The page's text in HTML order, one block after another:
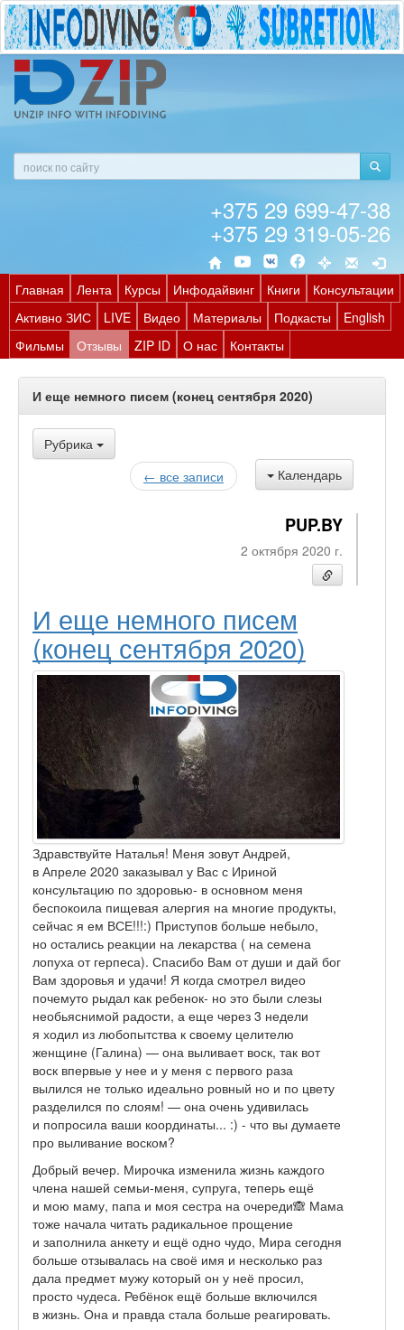
+375 29 699-47-38
+375 29 319-05-26
Главная Лента Курсы Инфодайвинг Книги
Консультации
Активно ЗИС
LIVE Видео Материалы Подкасты
English
Фильмы
Отзывы ZIP ID О нас Контакты
И еще немного писем (конец сентября 2020)
Рубрика
Календарь
← все записи
PUP.BY
2 октября 2020 г.
И еще немного писем
(конец сентября 2020)
Здравствуйте Наталья! Меня зовут Андрей,
в Апреле 2020 заказывал у Вас с Ириной
консультацию по здоровью- в основном меня
беспокоила пищевая алергия на многие продукты,
сейчас я ем ВСЕ!!!:) Приступов больше небыло,
но остались реакции на лекарства ( на семена
лопуха от герпеса). Спасибо Вам от души и дай бог
Вам здоровья и удачи! Я когда смотрел видео
почемуто рыдал как ребенок- но это были слезы
необьяснимой радости, а еще через 3 недели
я ходил из любопытства к своему целителю
женщине (Галина) — она выливает воск, так вот
воск впервые у нее и у меня с первого раза
вылился не только идеально ровный но и по цвету
разделился по слоям! — она очень удивилась
и попросила ваши координаты... :) - что вы думаете
про выливание воском?
Добрый вечер. Мирочка изменила жизнь каждого
члена нашей семьи-меня, супруга, теперь ещё
и мою маму, папа и моя сестра на очереди🙈 Мама
тоже начала читать радикальное прощение
и заполнила анкету и ещё одно чудо, Мира сегодня
больше отзывалась на своё имя и несколько раз
дала предмет мужу который он у неё просил,
просто чудеса. Ребёнок ещё больше включился
в жизнь. Она и правда стала больше реагировать.